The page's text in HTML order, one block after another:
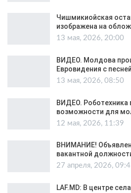
Чишмикиойская
изображена на
13 мая, 2026, 20:00
ВИДЕО. Молдова
Евровидения с
13 мая, 2026, 08:50
ВИДЕО. Роботехника
возможности для
12 мая, 2026, 11:39
ВНИМАНИЕ!
вакантной
27 апреля, 2026,
LAF.MD: В центре